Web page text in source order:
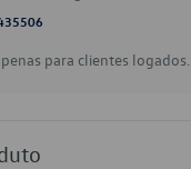
para clientes logados.